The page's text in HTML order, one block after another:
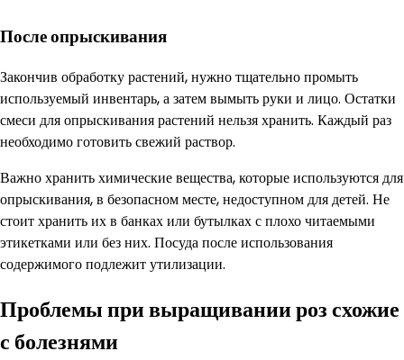
После опрыскивания
Закончив обработку растений, нужно тщательно промыть
используемый инвентарь, а затем вымыть руки и лицо. Остатки
смеси для опрыскивания растений нельзя хранить. Каждый раз
необходимо готовить свежий раствор.
Важно хранить химические вещества, которые используются для
опрыскивания, в безопасном месте, недоступном для детей. Не
стоит хранить их в банках или бутылках с плохо читаемыми
этикетками или без них. Посуда после использования
содержимого подлежит утилизации.
Проблемы при выращивании роз схожие
с болезнями